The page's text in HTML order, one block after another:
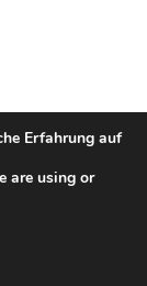
Erfahrung auf
are using or